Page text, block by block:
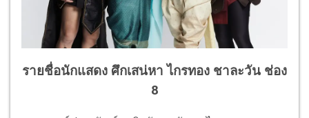
รายชื่อนักแสดง ศึกเสน่หา ไกรทอง ชาละวัน ช่อง
8